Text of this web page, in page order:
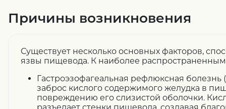
Причины возникновения
Существует несколько основных факторов,
язвы пищевода. К наиболее
Гастроэзофагеальная рефлюксная болезнь
заброс кислого содержимого желудка в
повреждению его слизистой оболочки.